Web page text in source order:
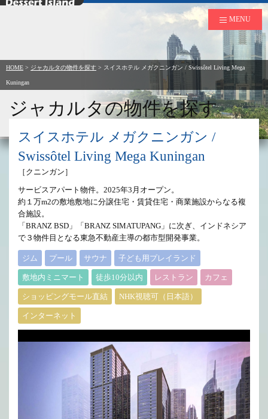
デザートアイランド
MENU
HOME > ジャカルタの物件を探す > スイスホテル メガクニンガン / Swissôtel Living Mega
Kuningan
ジャカルタの物件を探す
スイスホテル メガクニンガン /
Swissôtel Living Mega Kuningan
［クニンガン］
サービスアパート物件。2025年3月オープン。
約１万m2の敷地敷地に分譲住宅・賃貸住宅・商業施設からなる複
合施設。
「BRANZ BSD」「BRANZ SIMATUPANG」に次ぎ、インドネシア
で３物件目となる東急不動産主導の都市型開発事業。
ジム プール サウナ 子ども用プレイランド
敷地内ミニマート 徒歩10分以内 レストラン カフェ
ショッピングモール直結 NHK視聴可（日本語）
インターネット